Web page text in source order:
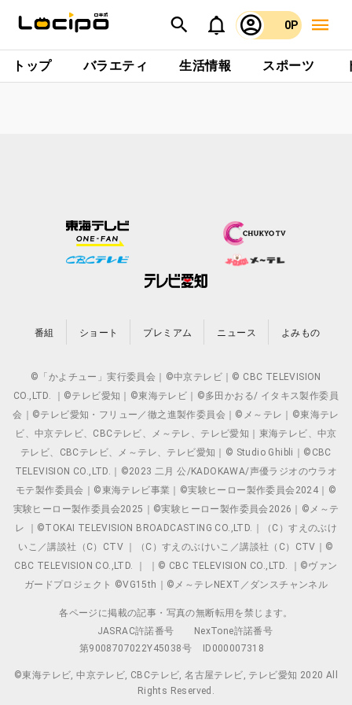
0P
トップ バラエティ 生活情報 スポーツ
番組 ショート プレミアム ニュース よみもの
©「かよチュー」実行委員会｜©中京テレビ｜© CBC TELEVISION
CO.,LTD. ｜©テレビ愛知｜©東海テレビ｜©多田かおる/ イタキス製作委員
会｜©テレビ愛知・フリュー／徹之進製作委員会｜©メ～テレ｜©東海テレ
ビ、中京テレビ、CBCテレビ、メ～テレ、テレビ愛知｜東海テレビ、中京
テレビ、CBCテレビ、メ～テレ、テレビ愛知｜© Studio Ghibli｜©CBC
TELEVISION CO.,LTD.｜©2023 二月 公/KADOKAWA/声優ラジオのウラオ
モテ製作委員会｜©東海テレビ事業｜©実験ヒーロー製作委員会2024｜©
実験ヒーロー製作委員会2025｜©実験ヒーロー製作委員会2026｜©メ～テ
レ ｜©TOKAI TELEVISION BROADCASTING CO.,LTD.｜（C）すえのぶけ
いこ／講談社（C）CTV ｜（C）すえのぶけいこ／講談社（C）CTV｜©
CBC TELEVISION CO.,LTD. ｜ ｜© CBC TELEVISION CO.,LTD. ｜©ヴァン
ガードプロジェクト ©VG15th｜©メ～テレNEXT／ダンスチャンネル
各ページに掲載の記事・写真の無断転用を禁じます。
JASRAC許諾番号
NexTone許諾番号
第9008707022Y45038号
ID000007318
©東海テレビ, 中京テレビ, CBCテレビ, 名古屋テレビ, テレビ愛知 2020 All
Rights Reserved.